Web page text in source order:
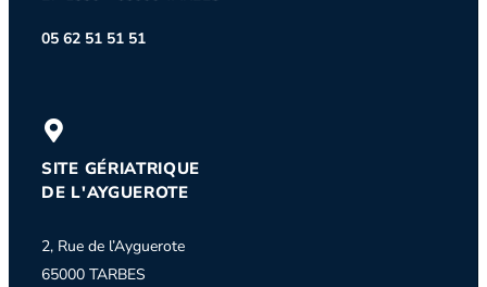
05 62 51 51 51
SITE GÉRIATRIQUE
DE L'AYGUEROTE
2, Rue de l’Ayguerote
65000 TARBES